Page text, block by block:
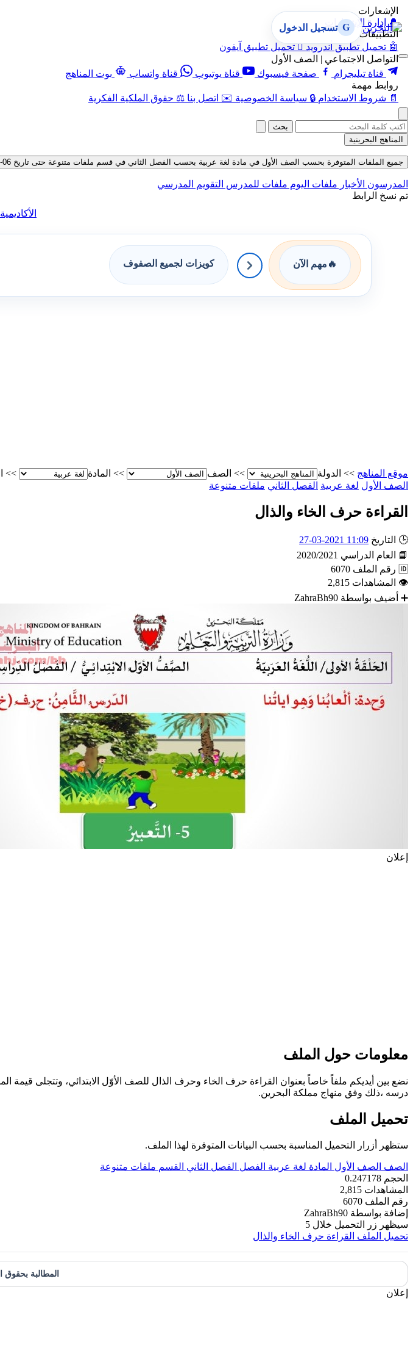
الإشعارات
🔔 إدارة الإشعارات
التطبيقات
🤖 تحميل تطبيق أندرويد  تحميل تطبيق آيفون
التواصل الاجتماعي | الصف الأول
قناة تيليجرام
صفحة فيسبوك قناة يوتيوب قناة واتساب
بوت المناهج
روابط مهمة
📄 شروط الاستخدام 🔒 سياسة الخصوصية ✉️ اتصل بنا ⚖️ حقوق الملكية الفكرية
G تسجيل الدخول
بحث
المناهج البحرينية
جميع الملفات المتوفرة بحسب الصف الأول في مادة لغة عربية بحسب الفصل الثاني في قسم ملفات متنوعة حتى تاريخ 06-08-2026
المدرسون الأخبار ملفات اليوم ملفات للمدرس التقويم المدرسي
تم نسخ الرابط
الأكاديمية
🔥 مهم الآن كويزات لجميع الصفوف
موقع المناهج >> الدولة >> الصف >> المادة >>
الصف الأول لغة عربية الفصل الثاني ملفات متنوعة
القراءة حرف الخاء والذال
🕒 التاريخ 11:09 2021-03-27
📘
العام الدراسي 2020/2021
🆔 رقم الملف 6070
👁 المشاهدات 2,815
➕ أضيف بواسطة ZahraBh90
إعلان
معلومات حول الملف
نضع بين أيديكم ملفاً خاصاً بعنوان القراءة حرف الخاء وحرف الذال للصف الأوّل الابتدائي، وتتجلى
درسه ،ذلك وفق منهاج مملكة البحرين.
تحميل الملف
ستظهر أزرار التحميل المناسبة بحسب البيانات المتوفرة لهذا الملف.
الصف الصف الأول المادة لغة عربية الفصل الفصل الثاني القسم ملفات متنوعة
الحجم 0.247178
المشاهدات 2,815
رقم الملف 6070
إضافة بواسطة ZahraBh90
سيظهر زر التحميل خلال 5
تحميل الملف القراءة حرف الخاء والذال
المطالبة بحقوق
إعلان